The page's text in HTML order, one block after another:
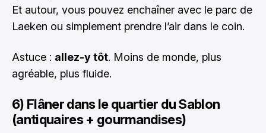
Et autour, vous pouvez enchaîner avec le parc de
Laeken ou simplement prendre l’air dans le coin.
Astuce : allez-y tôt. Moins de monde, plus
agréable, plus fluide.
6) Flâner dans le quartier du Sablon
(antiquaires + gourmandises)